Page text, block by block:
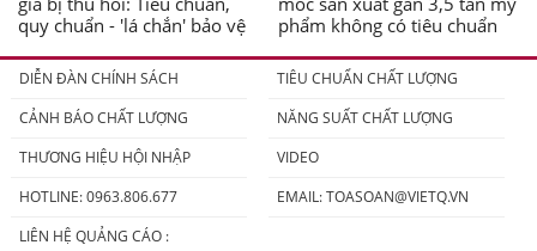
quy chuẩn - 'lá chắn' bảo vệ
phẩm không có tiêu chuẩn
DIỄN ĐÀN CHÍNH SÁCH
TIÊU CHUẨN CHẤT LƯỢNG
CẢNH BÁO CHẤT LƯỢNG
NĂNG SUẤT CHẤT LƯỢNG
THƯƠNG HIỆU HỘI NHẬP
VIDEO
HOTLINE: 0963.806.677
EMAIL:TOASOAN@VIETQ.VN
LIÊN HỆ QUẢNG CÁO :